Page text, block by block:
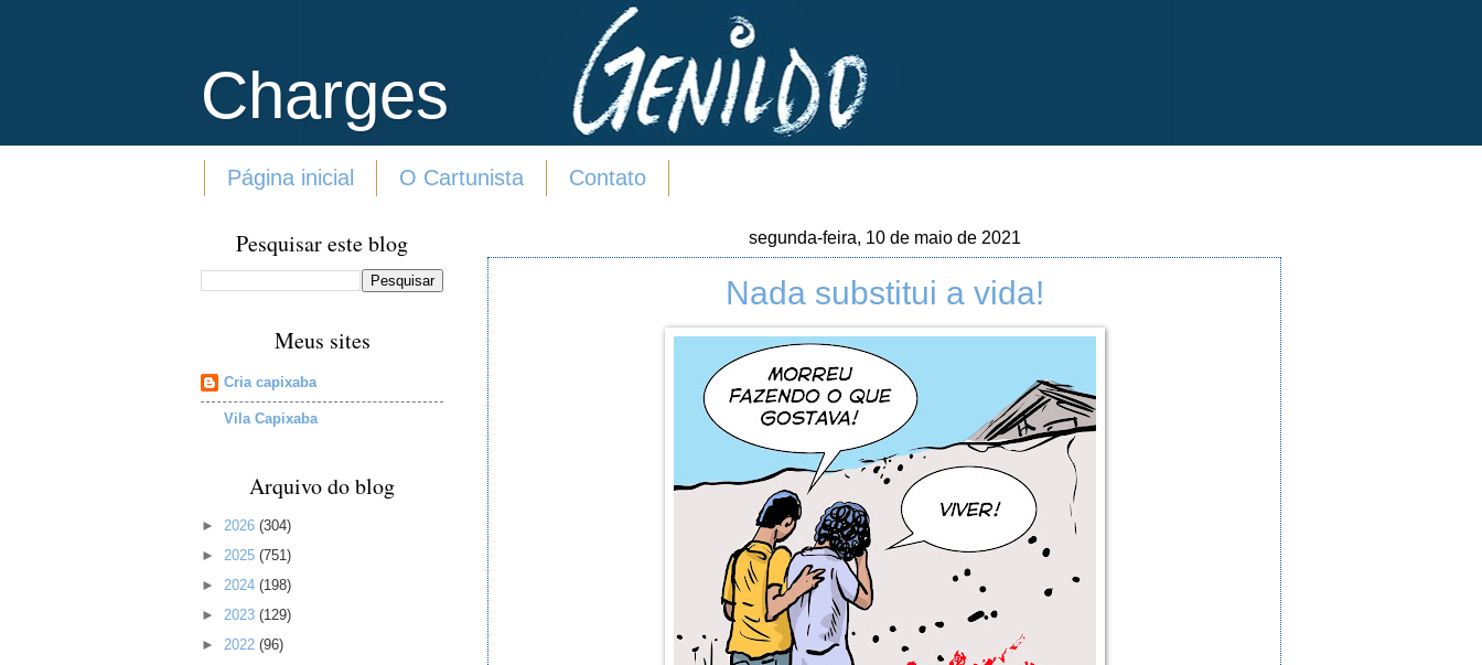
Charges
Página inicial O Cartunista Contato
segunda-feira, 10 de maio de 2021
Nada substitui a vida!
Pesquisar este blog
Meus sites
Cria capixaba
Vila Capixaba
Arquivo do blog
► 2026 (304)
► 2025 (751)
► 2024 (198)
► 2023 (129)
► 2022 (96)